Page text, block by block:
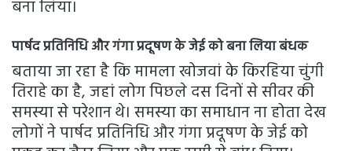
बना लिया।
पार्षद प्रतिनिधि और गंगा प्रदूषण के जेई को बना लिया बंधक
बताया जा रहा है कि मामला खोजवां के किरहिया चुंगी
तिराहे का है, जहां लोग पिछले दस दिनों से सीवर की
समस्या से परेशान थे। समस्या का समाधान ना होता देख
लोगों ने पार्षद प्रतिनिधि और गंगा प्रदूषण के जेई को